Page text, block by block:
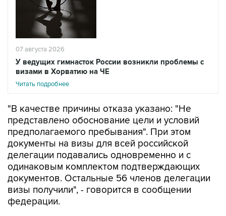
07 августа 2026
У ведущих гимнасток России возникли проблемы с
визами в Хорватию на ЧЕ
Читать подробнее
"В качестве причины отказа указано: "Не
представлено обоснование цели и условий
предполагаемого пребывания". При этом
документы на визы для всей российской
делегации подавались одновременно и с
одинаковым комплектом подтверждающих
документов. Остальные 56 членов делегации
визы получили", - говорится в сообщении
федерации.